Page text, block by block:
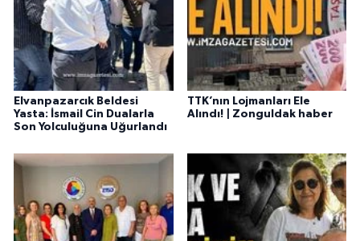
Elvanpazarcık Beldesi
Yasta: İsmail Cin Dualarla
Son Yolculuğuna Uğurlandı
TTK’nın Lojmanları Ele
Alındı! | Zonguldak haber